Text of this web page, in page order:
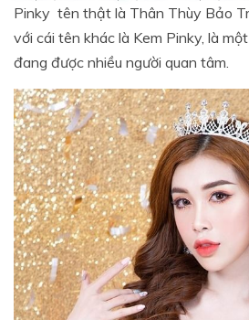
Pinky tên thật là Thân Thùy Bảo
với cái tên khác là Kem Pinky, là
đang được nhiều người quan tâm.